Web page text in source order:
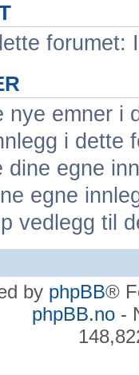
nye emner i
i dette
dine egne
egne
vedlegg til
by phpBB®
phpBB.no-